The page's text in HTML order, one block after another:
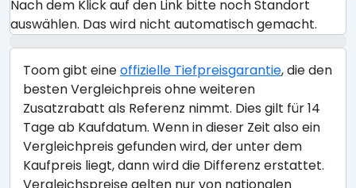
Nach dem Klick auf den Link bitte noch Standort
auswählen. Das wird nicht automatisch gemacht.
Toom gibt eineoffizielle Tiefpreisgarantie, die den
besten Vergleichpreis ohne weiteren
Zusatzrabatt als Referenz nimmt. Dies gilt für 14
Tage ab Kaufdatum. Wenn in dieser Zeit also ein
Vergleichpreis gefunden wird, der unter dem
Kaufpreis liegt, dann wird die Differenz erstattet.